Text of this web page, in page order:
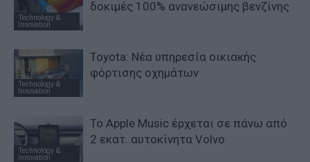
Technology &
Innovation
δοκιμές 100% ανανεώσιμης βενζίνης
Technology &
Innovation
Toyota: Νέα υπηρεσία οικιακής
φόρτισης οχημάτων
Technology &
Innovation
Το Apple Music έρχεται σε πάνω από
2 εκατ. αυτοκίνητα Volvo